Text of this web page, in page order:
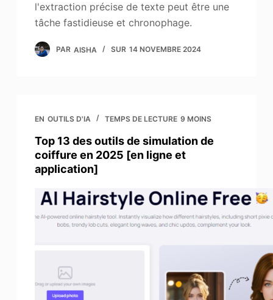
l'extraction précise de texte peut être une
tâche fastidieuse et chronophage.
PAR AISHA SUR 14 NOVEMBRE 2024
EN OUTILS D'IA TEMPS DE LECTURE 9 MOINS
Top 13 des outils de simulation de
coiffure en 2025 [en ligne et
application]